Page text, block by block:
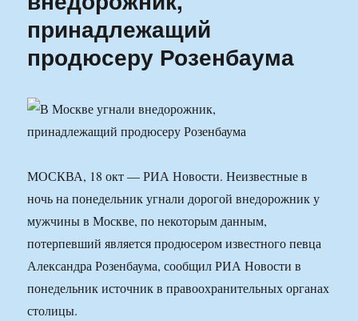
принадлежащий
продюсеру Розенбаума
МОСКВА, 18 окт — РИА Новости. Неизвестные в
ночь на понедельник угнали дорогой внедорожник у
мужчины в Москве, по некоторым данным,
потерпевший является продюсером известного певца
Александра Розенбаума, сообщил РИА Новости в
понедельник источник в правоохранительных органах
столицы.